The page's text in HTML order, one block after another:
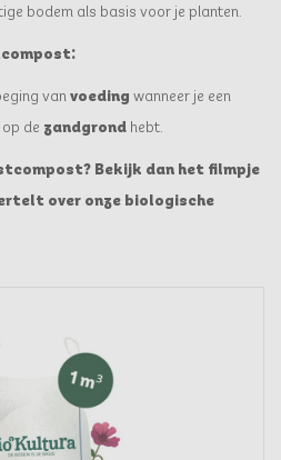
bodem als basis voor je planten.
vanvoeding wanneer je een
op de zandgrond hebt.
Bekijk dan het filmpje
over onze biologische